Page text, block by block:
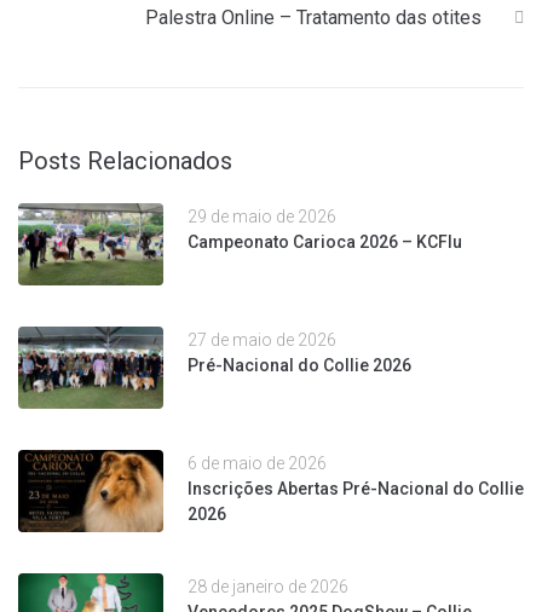
Palestra Online – Tratamento das otites
Posts Relacionados
29 de maio de 2026
Campeonato Carioca 2026 – KCFlu
27 de maio de 2026
Pré-Nacional do Collie 2026
6 de maio de 2026
Inscrições Abertas Pré-Nacional do Collie
2026
28 de janeiro de 2026